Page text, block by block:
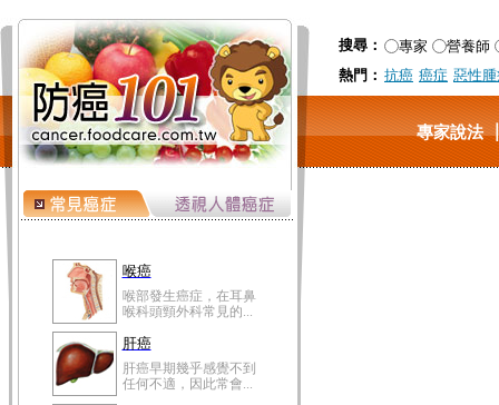
搜尋： 專家
營養師
熱門： 抗癌 癌症 惡性
專家說法
喉癌
喉部發生癌症，在耳鼻
喉科頭頸外科常見的...
肝癌
肝癌早期幾乎感覺不到
任何不適，因此常會...